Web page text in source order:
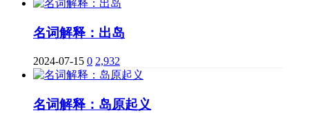
名词解释：出岛
2024-07-15 0 2,932
名词解释：岛原起义